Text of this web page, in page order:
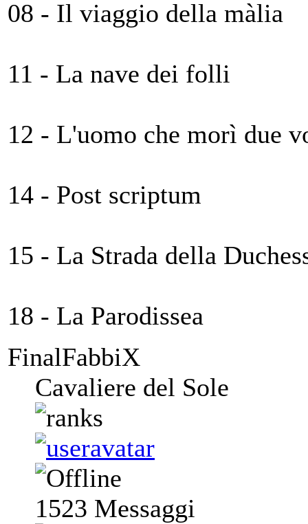
08 - Il viaggio della màlia
11 - La nave dei folli
12 - L'uomo che morì due
14 - Post scriptum
15 - La Strada della
18 - La Parodissea
FinalFabbiX
Cavaliere del Sole
1523 Messaggi